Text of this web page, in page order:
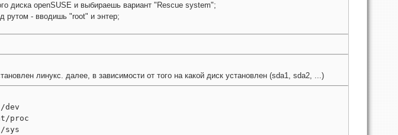
диска openSUSE и выбираешь вариант "Rescue system";
рутом - вводишь "root" и энтер;
линукс. далее, в зависимости от того на какой диск установлен (sda1, sda2, ...)
dev
proc
sys